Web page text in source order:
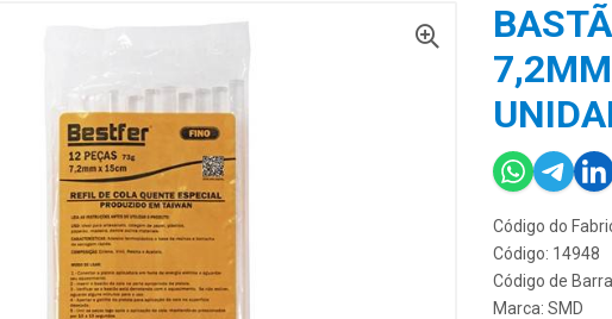
Código do
Código: 14948
Código de
Marca: SMD